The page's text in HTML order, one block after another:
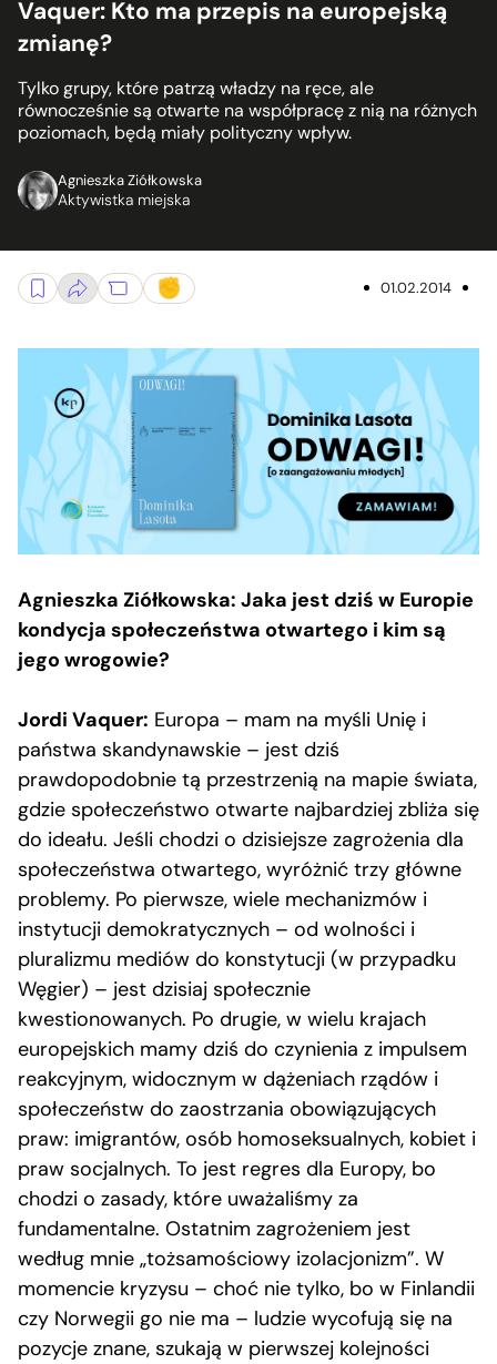
Vaquer: Kto ma przepis na europejską
zmianę?
Tylko grupy, które patrzą władzy na ręce, ale
równocześnie są otwarte na współpracę z nią na różnych
poziomach, będą miały polityczny wpływ.
Agnieszka Ziółkowska
Aktywistka miejska
01.02.2014
Agnieszka Ziółkowska: Jaka jest dziś w Europie
kondycja społeczeństwa otwartego i kim są
jego wrogowie?
Jordi Vaquer: Europa – mam na myśli Unię i
państwa skandynawskie – jest dziś
prawdopodobnie tą przestrzenią na mapie świata,
gdzie społeczeństwo otwarte najbardziej zbliża się
do ideału. Jeśli chodzi o dzisiejsze zagrożenia dla
społeczeństwa otwartego, wyróżnić trzy główne
problemy. Po pierwsze, wiele mechanizmów i
instytucji demokratycznych – od wolności i
pluralizmu mediów do konstytucji (w przypadku
Węgier) – jest dzisiaj społecznie
kwestionowanych. Po drugie, w wielu krajach
europejskich mamy dziś do czynienia z impulsem
reakcyjnym, widocznym w dążeniach rządów i
społeczeństw do zaostrzania obowiązujących
praw: imigrantów, osób homoseksualnych, kobiet i
praw socjalnych. To jest regres dla Europy, bo
chodzi o zasady, które uważaliśmy za
fundamentalne. Ostatnim zagrożeniem jest
według mnie „tożsamościowy izolacjonizm”. W
momencie kryzysu – choć nie tylko, bo w Finlandii
czy Norwegii go nie ma – ludzie wycofują się na
pozycje znane, szukają w pierwszej kolejności